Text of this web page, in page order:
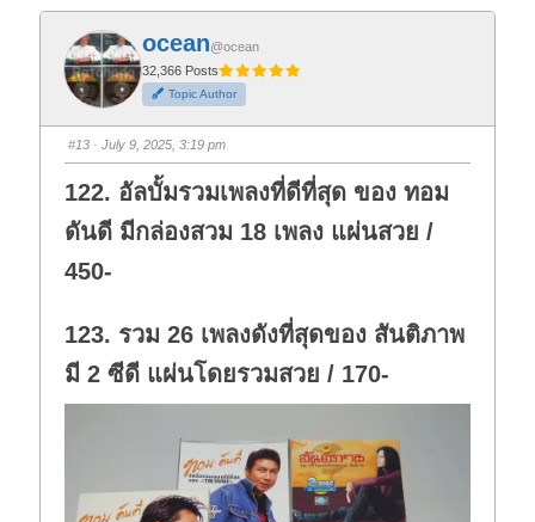
f
o
r
t
h
u
m
d
o
n
.
o
t
h
u
m
u
p
ocean@ocean
32,366 Posts
Topic Author
#13 · July 9, 2025, 3:19 pm
122. อัลบั้มรวมเพลงที่ดีที่สุด ของ ทอม
ดันดี มีกล่องสวม 18 เพลง แผ่นสวย /
450-
123. รวม 26 เพลงดังที่สุดของ สันติภาพ
มี 2 ซีดี แผ่นโดยรวมสวย / 170-